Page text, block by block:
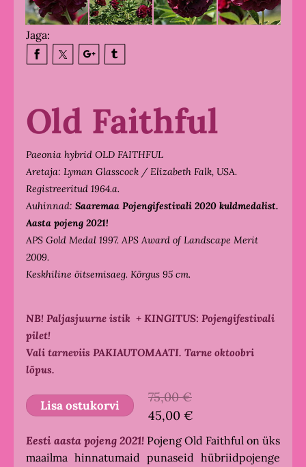
Jaga:
Old Faithful
Paeonia hybrid OLD FAITHFUL
Aretaja: Lyman Glasscock / Elizabeth Falk, USA.
Registreeritud 1964.a.
Auhinnad: Saaremaa Pojengifestivali 2020 kuldmedalist.
Aasta pojeng 2021!
APS Gold Medal 1997. APS Award of Landscape Merit
2009.
Keskhiline õitsemisaeg. Kõrgus 95 cm.
NB! Paljasjuurne istik + KINGITUS: Pojengifestivali
pilet!
Vali tarneviis PAKIAUTOMAATI. Tarne oktoobri
lõpus.
Lisa ostukorvi
75,00 €
45,00 €
Eesti aasta pojeng 2021! Pojeng Old Faithful on üks
maailma hinnatumaid punaseid hübriidpojenge